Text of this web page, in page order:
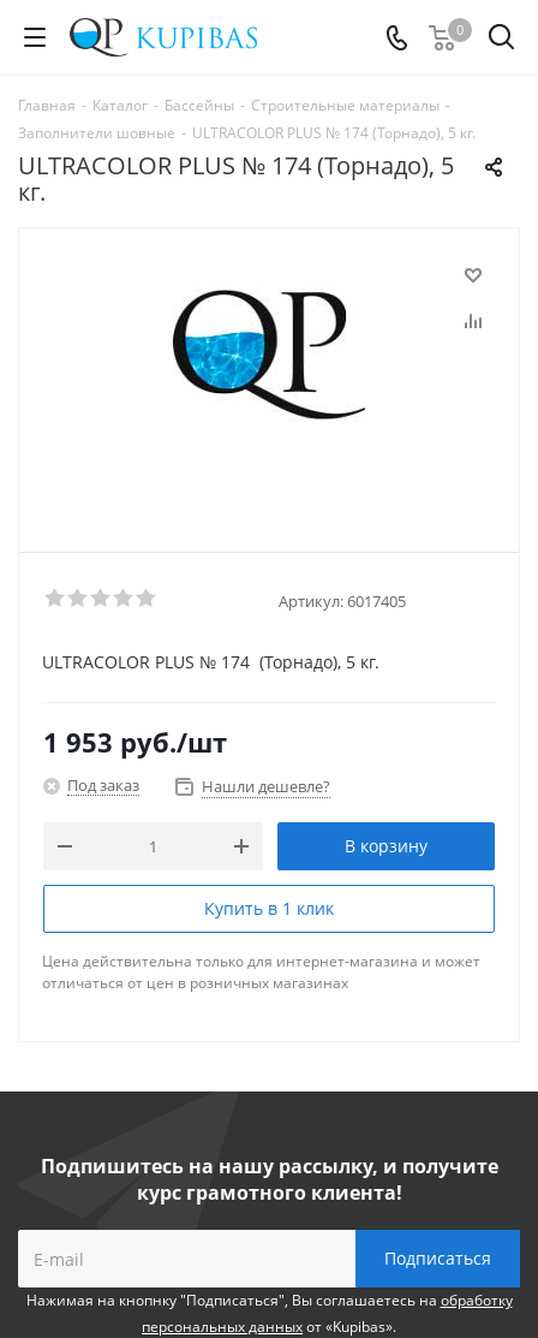
0
Главная - Каталог - Бассейны - Строительные материалы -
Заполнители шовные - ULTRACOLOR PLUS № 174 (Торнадо), 5 кг.
ULTRACOLOR PLUS № 174 (Торнадо), 5
кг.
Артикул:6017405
ULTRACOLOR PLUS № 174 (Торнадо), 5 кг.
1 953 руб./шт
Под заказ Нашли дешевле?
В корзину
Купить в 1 клик
Цена действительна только для интернет-магазина и может
отличаться от цен в розничных магазинах
Подпишитесь на нашу рассылку, и получите
курс грамотного клиента!
Нажимая на кнопнку "Подписаться", Вы соглашаетесь на обработку
персональных данныхот «Kupibas».